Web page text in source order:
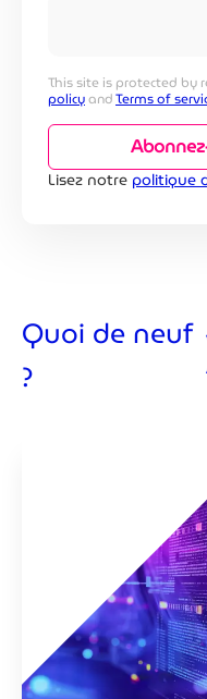
This site is protected by
policyandTerms of
Lisez notre politique
Quoi de neuf
?